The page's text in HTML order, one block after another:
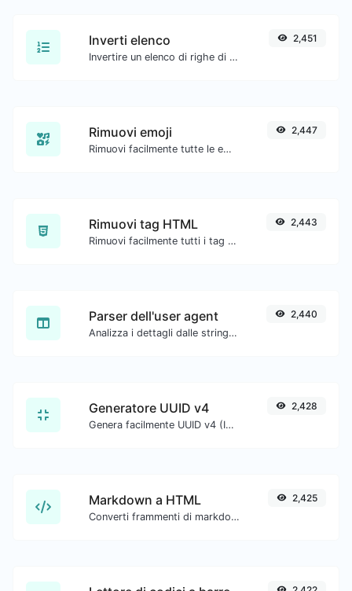
Inverti elenco
Invertire un elenco di righe di testo fornite.
2,451
Rimuovi emoji
Rimuovi facilmente tutte le emoji da qualsiasi testo.
2,447
Rimuovi tag HTML
Rimuovi facilmente tutti i tag HTML da un blocco di testo.
2,443
Parser dell'user agent
Analizza i dettagli dalle stringhe dell'agente utente.
2,440
Generatore UUID v4
Genera facilmente UUID v4 (Identificatori univoci universali) con l'aiuto del nostro strumento.
2,428
Markdown a HTML
Converti frammenti di markdown in codice HTML grezzo.
2,425